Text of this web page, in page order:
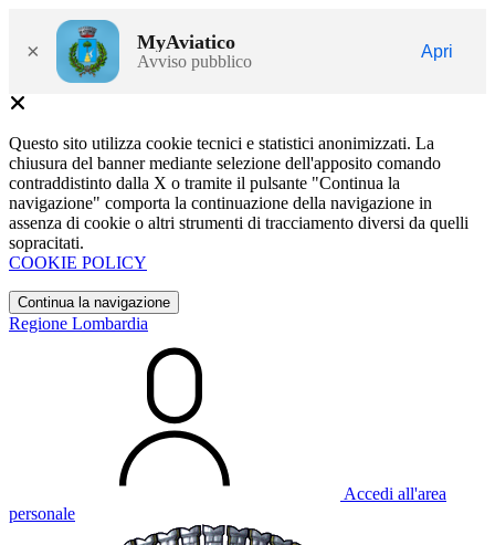
× MyAviatico
Avviso pubblico
Apri
Questo sito utilizza cookie tecnici e statistici anonimizzati. La
chiusura del banner mediante selezione dell'apposito comando
contraddistinto dalla X o tramite il pulsante "Continua la
navigazione" comporta la continuazione della navigazione in
assenza di cookie o altri strumenti di tracciamento diversi da quelli
sopracitati.
COOKIE POLICY
Continua la navigazione
Regione Lombardia
Accedi all'area
personale